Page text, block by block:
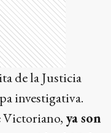
de la Justicia
investigativa.
Victoriano, ya son